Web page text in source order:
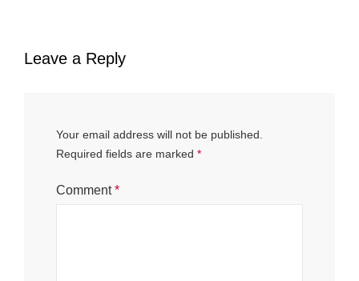
Leave a Reply
Your email address will not be published.
Required fields are marked *
Comment*